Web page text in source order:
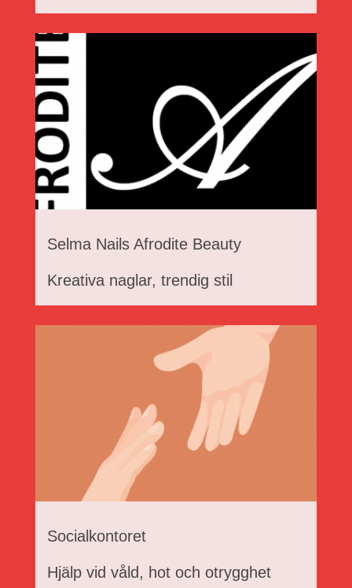
Selma Nails Afrodite Beauty
Kreativa naglar, trendig stil
Socialkontoret
Hjälp vid våld, hot och otrygghet